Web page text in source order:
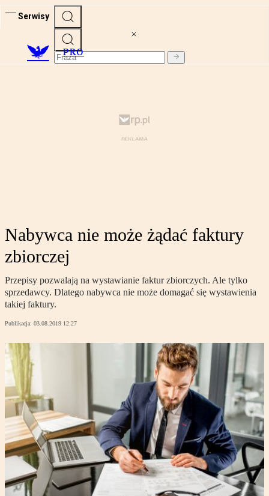
Serwisy
PRO
Nabywca nie może żądać faktury
zbiorczej
Przepisy pozwalają na wystawianie faktur zbiorczych. Ale tylko
sprzedawcy. Dlatego nabywca nie może domagać się wystawienia
takiej faktury.
Publikacja: 03.08.2019 12:27